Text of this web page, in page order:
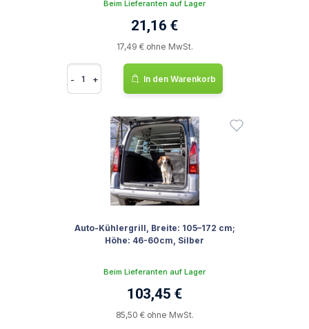
Beim Lieferanten auf Lager
21,16 €
17,49 € ohne MwSt.
- + In den Warenkorb
Auto-Kühlergrill, Breite: 105–172 cm;
Höhe: 46-60cm, Silber
Beim Lieferanten auf Lager
103,45 €
85,50 € ohne MwSt.